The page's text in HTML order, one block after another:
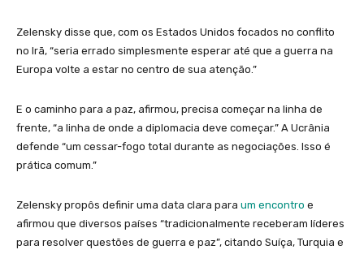
Zelensky disse que, com os Estados Unidos focados no conflito
no Irã, “seria errado simplesmente esperar até que a guerra na
Europa volte a estar no centro de sua atenção.”
E o caminho para a paz, afirmou, precisa começar na linha de
frente, “a linha de onde a diplomacia deve começar.” A Ucrânia
defende “um cessar-fogo total durante as negociações. Isso é
prática comum.”
Zelensky propôs definir uma data clara para um encontro e
afirmou que diversos países “tradicionalmente receberam líderes
para resolver questões de guerra e paz”, citando Suíça, Turquia e